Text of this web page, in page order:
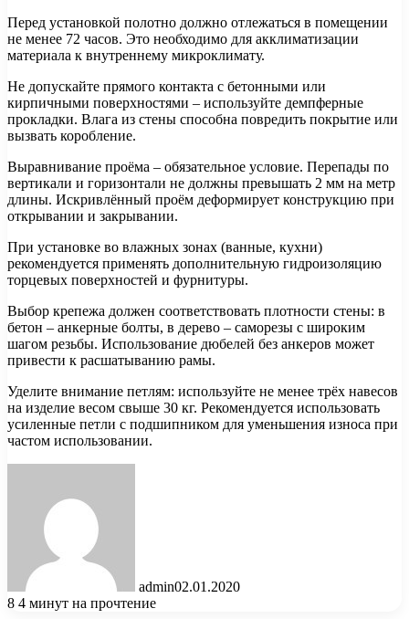
Перед установкой полотно должно отлежаться в помещении
не менее 72 часов. Это необходимо для акклиматизации
материала к внутреннему микроклимату.
Не допускайте прямого контакта с бетонными или
кирпичными поверхностями – используйте демпферные
прокладки. Влага из стены способна повредить покрытие или
вызвать коробление.
Выравнивание проёма – обязательное условие. Перепады по
вертикали и горизонтали не должны превышать 2 мм на метр
длины. Искривлённый проём деформирует конструкцию при
открывании и закрывании.
При установке во влажных зонах (ванные, кухни)
рекомендуется применять дополнительную гидроизоляцию
торцевых поверхностей и фурнитуры.
Выбор крепежа должен соответствовать плотности стены: в
бетон – анкерные болты, в дерево – саморезы с широким
шагом резьбы. Использование дюбелей без анкеров может
привести к расшатыванию рамы.
Уделите внимание петлям: используйте не менее трёх навесов
на изделие весом свыше 30 кг. Рекомендуется использовать
усиленные петли с подшипником для уменьшения износа при
частом использовании.
admin02.01.2020
8 4 минут на прочтение